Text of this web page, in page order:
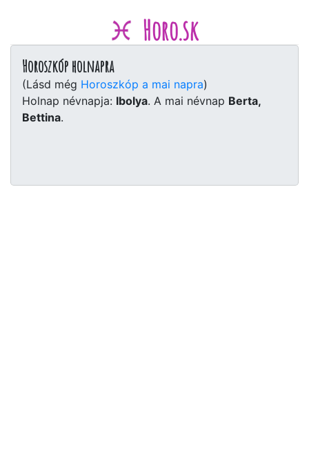
Horo.sk
Horoszkóp holnapra
(Lásd még Horoszkóp a mai napra)
Holnap névnapja: Ibolya. A mai névnap Berta,
Bettina.